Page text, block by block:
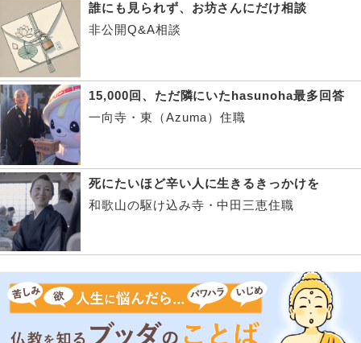
誰にも見られず、お坊さんにだけ相談
非公開Q&A相談
15,000回、ただ隣にいたhasunoha最多回答
一向寺・東（Azuma）住職
死にたいほど辛い人に生きるきっかけを
和歌山の駆け込み寺・中田三恵住職